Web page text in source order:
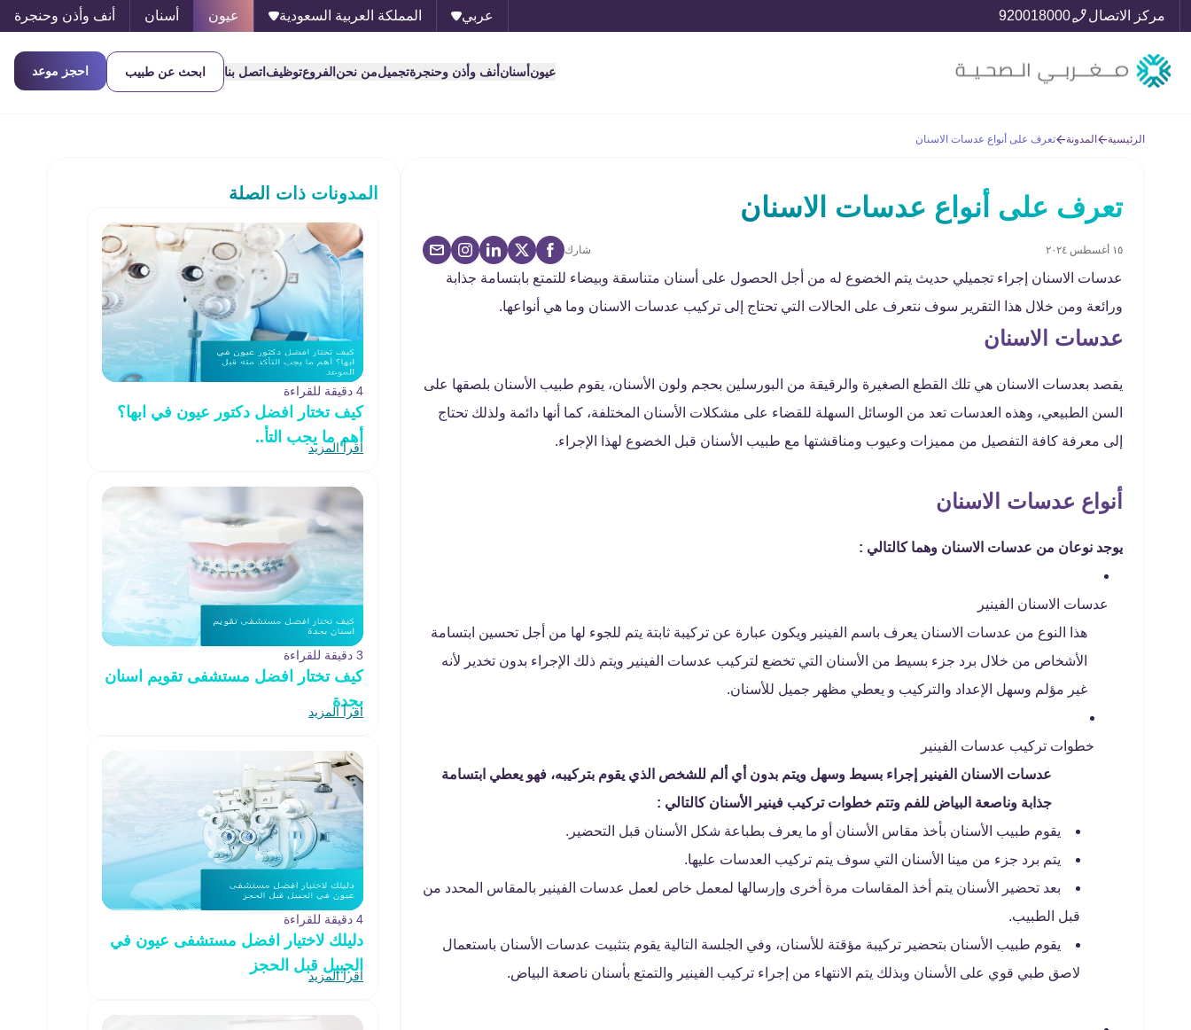
مركز الاتصال 920018000 عربي المملكة العربية السعودية عيون أسنان أنف وأذن وحنجرة
عيون أسنان أنف وأذن وحنجرةتجميلمن نحن الفروعتوظيف اتصل بنا ابحث عن طبيب احجز موعد
الرئيسية المدونة تعرف على أنواع عدسات الاسنان
تعرف على أنواع عدسات الاسنان
١٥ أغسطس ٢٠٢٤ شارك
عدسات الاسنان إجراء تجميلي حديث يتم الخضوع له من أجل الحصول على أسنان متناسقة وبيضاء للتمتع بابتسامة جذابة
ورائعة ومن خلال هذا التقرير سوف نتعرف على الحالات التي تحتاج إلى تركيب عدسات الاسنان وما هي أنواعها.
عدسات الاسنان
يقصد بعدسات الاسنان هي تلك القطع الصغيرة والرقيقة من البورسلين بحجم ولون الأسنان، يقوم طبيب الأسنان بلصقها على
السن الطبيعي، وهذه العدسات تعد من الوسائل السهلة للقضاء على مشكلات الأسنان المختلفة، كما أنها دائمة ولذلك تحتاج
إلى معرفة كافة التفصيل من مميزات وعيوب ومناقشتها مع طبيب الأسنان قبل الخضوع لهذا الإجراء.
أنواع عدسات الاسنان
يوجد نوعان من عدسات الاسنان وهما كالتالي :
عدسات الاسنان الفينير
هذا النوع من عدسات الاسنان يعرف باسم الفينير ويكون عبارة عن تركيبة ثابتة يتم للجوء لها من أجل تحسين ابتسامة
الأشخاص من خلال برد جزء بسيط من الأسنان التي تخضع لتركيب عدسات الفينير ويتم ذلك الإجراء بدون تخدير لأنه
غير مؤلم وسهل الإعداد والتركيب و يعطي مظهر جميل للأسنان.
خطوات تركیب عدسات الفینیر
عدسات الاسنان الفينير إجراء بسيط وسهل ويتم بدون أي ألم للشخص الذي يقوم بتركيبه، فهو يعطي ابتسامة
جذابة وناصعة البياض للفم وتتم خطوات تركيب فينير الأسنان كالتالي :
يقوم طبيب الأسنان بأخذ مقاس الأسنان أو ما يعرف بطباعة شكل الأسنان قبل التحضير.
يتم برد جزء من مينا الأسنان التي سوف يتم تركيب العدسات عليها.
بعد تحضير الأسنان يتم أخذ المقاسات مرة أخرى وإرسالها لمعمل خاص لعمل عدسات الفينير بالمقاس المحدد من
قبل الطبيب.
يقوم طبيب الأسنان بتحضير تركيبة مؤقتة للأسنان، وفي الجلسة التالية يقوم بتثبيت عدسات الأسنان باستعمال
لاصق طبي قوي على الأسنان وبذلك يتم الانتهاء من إجراء تركيب الفينير والتمتع بأسنان ناصعة البياض.
المدونات ذات الصلة
4 دقيقة للقراءة
كيف تختار افضل دكتور عيون في ابها؟
أهم ما يجب التأ..
اقرأ المزيد
3 دقيقة للقراءة
كيف تختار افضل مستشفى تقويم اسنان
بجدة
اقرأ المزيد
4 دقيقة للقراءة
دليلك لاختيار افضل مستشفى عيون في
الجبيل قبل الحجز
اقرأ المزيد